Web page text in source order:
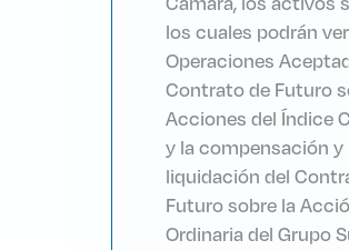
los cuales podrán
Operaciones
Contrato de Futuro
Acciones del Índice
y la compensación y
liquidación del
Futuro sobre la
Ordinaria del Grupo